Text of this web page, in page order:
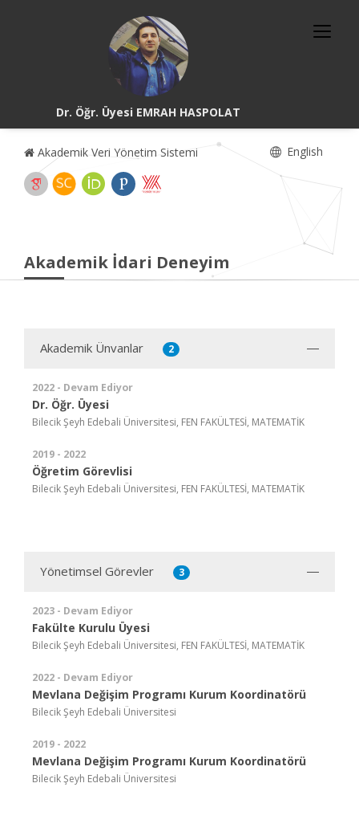
Dr. Öğr. Üyesi EMRAH HASPOLAT
Akademik Veri Yönetim Sistemi English
Akademik İdari Deneyim
Akademik Ünvanlar 2
2022 - Devam Ediyor
Dr. Öğr. Üyesi
Bilecik Şeyh Edebali Üniversitesi, FEN FAKÜLTESİ, MATEMATİK
2019 - 2022
Öğretim Görevlisi
Bilecik Şeyh Edebali Üniversitesi, FEN FAKÜLTESİ, MATEMATİK
Yönetimsel Görevler 3
2023 - Devam Ediyor
Fakülte Kurulu Üyesi
Bilecik Şeyh Edebali Üniversitesi, FEN FAKÜLTESİ, MATEMATİK
2022 - Devam Ediyor
Mevlana Değişim Programı Kurum Koordinatörü
Bilecik Şeyh Edebali Üniversitesi
2019 - 2022
Mevlana Değişim Programı Kurum Koordinatörü
Bilecik Şeyh Edebali Üniversitesi